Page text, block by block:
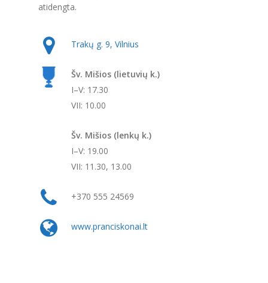
atidengta.
Trakų g. 9, Vilnius
Šv. Mišios (lietuvių k.)
I–V: 17.30
VII: 10.00
Šv. Mišios (lenkų k.)
I–V: 19.00
VII: 11.30, 13.00
+370 555 24569
www.pranciskonai.lt